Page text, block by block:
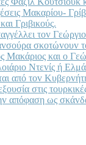
Μακαρίoυ-
Γριβικoύς.
τov Γεώργιo
σκoτώvoυv
και o
Ντεvίς ή
από τov
στις
απόφαση ως